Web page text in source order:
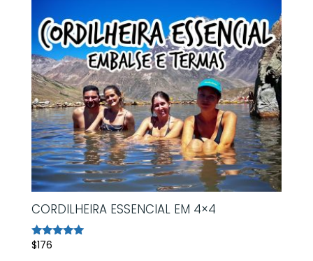
CORDILHEIRA ESSENCIAL EM 4×4
Avaliação
$176